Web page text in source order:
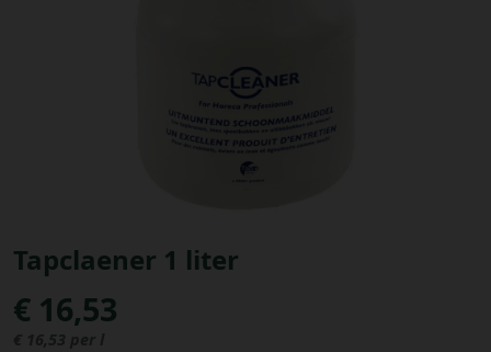
Tapclaener 1 liter
€ 16,53
€ 16,53 per l